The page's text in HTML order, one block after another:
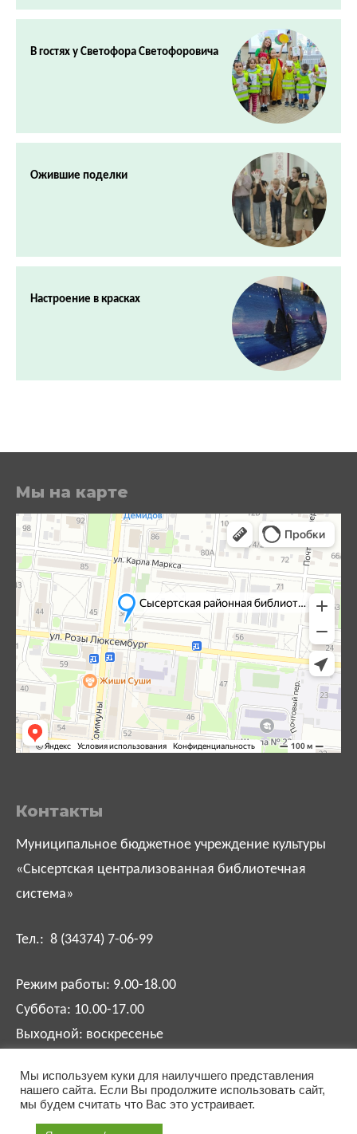
В гостях у Светофора Светофоровича
Ожившие поделки
Настроение в красках
Мы на карте
Контакты
Муниципальное бюджетное учреждение культуры
«Сысертская централизованная библиотечная
система»
Тел.: 8 (34374) 7-06-99
Режим работы: 9.00-18.00
Суббота: 10.00-17.00
Выходной: воскресенье
biblsysert@mail.ru
Мы используем куки для наилучшего представления
нашего сайта. Если Вы продолжите использовать сайт,
мы будем считать что Вас это устраивает.